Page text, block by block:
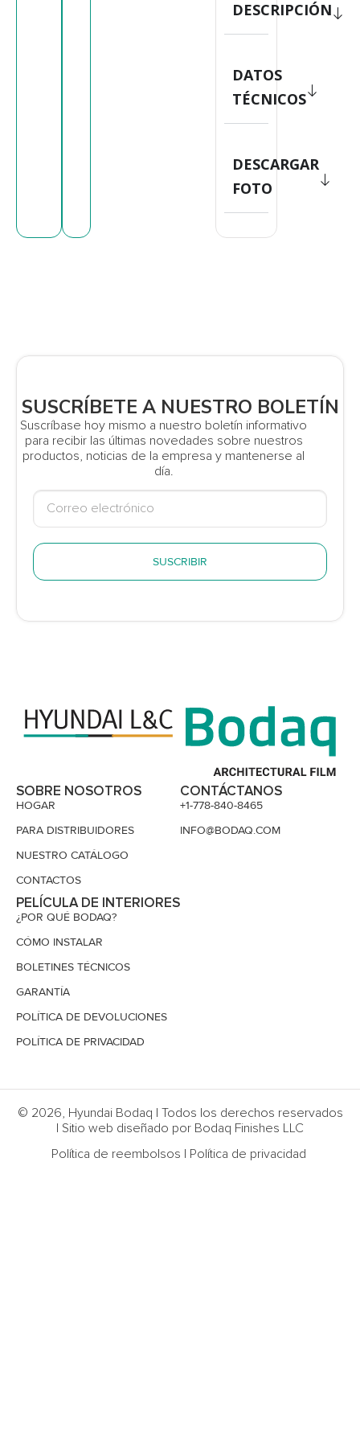
DESCRIPCIÓN
DATOS
TÉCNICOS
DESCARGAR
FOTO
SUSCRÍBETE A NUESTRO BOLETÍN
Suscríbase hoy mismo a nuestro boletín informativo
para recibir las últimas novedades sobre nuestros
productos, noticias de la empresa y mantenerse al
día.
SUSCRIBIR
SOBRE NOSOTROS
HOGAR
PARA DISTRIBUIDORES
NUESTRO CATÁLOGO
CONTACTOS
PELÍCULA DE INTERIORES
¿POR QUÉ BODAQ?
CÓMO INSTALAR
BOLETINES TÉCNICOS
GARANTÍA
POLÍTICA DE DEVOLUCIONES
POLÍTICA DE PRIVACIDAD
CONTÁCTANOS
+1-778-840-8465
INFO@BODAQ.COM
© 2026, Hyundai Bodaq | Todos los derechos reservados
| Sitio web diseñado por Bodaq Finishes LLC
Política de reembolsos | Política de privacidad